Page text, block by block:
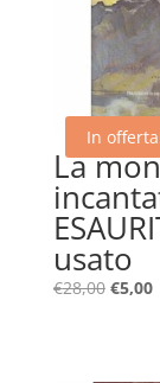
In
La
usato
€28,00 Il
€5,00Il